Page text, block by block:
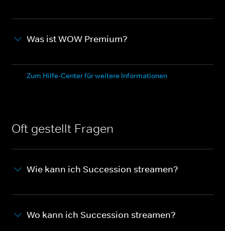
Was ist WOW Premium?
Zum Hilfe-Center für weitere Informationen
Oft gestellt Fragen
Wie kann ich Succession streamen?
Wo kann ich Succession streamen?